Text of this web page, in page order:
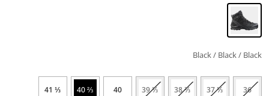
Black / Black / Black
36
⅓ 37
⅔ 38
⅓ 39
40
⅔ 40
⅓ 41